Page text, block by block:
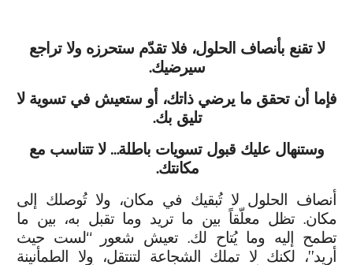
لا تقنع بأنصاف الحلول، فلا تقدّم ستحرزه ولا تراجع
سيرضيك.
فإما أن تحقق ما يرضي ذاتك، أو ستعيش في تسوية لا
تليق بك.
وستنهال عليك قبول تسويات باطلة… لا تتناسب مع
مكانتك.
أنصاف الحلول لا تُبقيك في مكان، ولا تُوصلك إلى
مكان. تظل معلّقاً بين ما تريد وما تقبل به، بين ما
تطمح إليه وما يُتاح لك. تعيش شعور “لست حيث
أريد”، لكنك لا تملك الشجاعة لتنتقل، ولا الطمأنينة